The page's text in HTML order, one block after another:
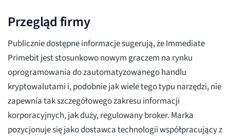
Przegląd firmy
Publicznie dostępne informacje sugerują, że Immediate
Primebit jest stosunkowo nowym graczem na rynku
oprogramowania do zautomatyzowanego handlu
kryptowalutami i, podobnie jak wiele tego typu narzędzi, nie
zapewnia tak szczegółowego zakresu informacji
korporacyjnych, jak duży, regulowany broker. Marka
pozycjonuje się jako dostawca technologii współpracujący z